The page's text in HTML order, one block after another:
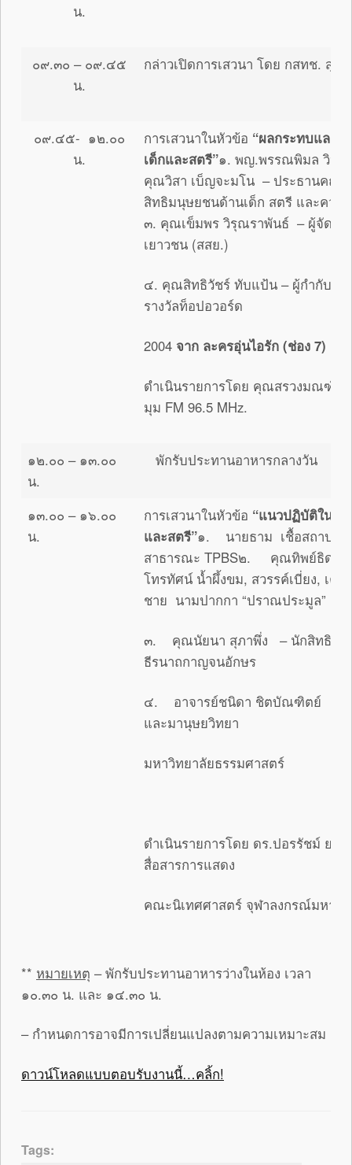
น.
๐๙.๓๐ – ๐๙.๔๕
น.
กล่าวเปิดการเสวนา โดย กสทช. สุ
๐๙.๔๕- ๑๒.๐๐
น.
การเสวนาในหัวข้อ “ผลกระทบและ
เด็กและสตรี”๑. พญ.พรรณพิมล วิปุล
คุณวิสา เบ็ญจะมโน – ประธานคณะ
สิทธิมนุษยชนด้านเด็ก สตรี และควา
๓. คุณเข็มพร วิรุณราพันธ์ – ผู้จัดกา
เยาวชน (สสย.)
๔. คุณสิทธิวัชร์ ทับแป้น – ผู้กำกับละ
รางวัลท็อปอวอร์ด
2004 จาก ละครอุ่นไอรัก (ช่อง7)
ดำเนินรายการโดย คุณสรวงมณฑ์
มุม FM 96.5 MHz.
๑๒.๐๐ – ๑๓.๐๐
น.
พักรับประทานอาหารกลางวัน
๑๓.๐๐ – ๑๖.๐๐
น.
การเสวนาในหัวข้อ “แนวปฏิบัติในกา
และสตรี”๑. นายธาม เชื้อสถาปน
สาธารณะ TPBS๒. คุณทิพย์ธิดา
โทรทัศน์ น้ำผึ้งขม, สวรรค์เบี่ยง, เค
ชาย นามปากกา “ปราณประมูล”
๓. คุณนัยนา สุภาพึ่ง – นักสิทธิมนุ
ธีรนาถกาญจนอักษร
๔. อาจารย์ชนิดา ชิตบัณฑิตย์ – อ
และมานุษยวิทยา
มหาวิทยาลัยธรรมศาสตร์
ดำเนินรายการโดย ดร.ปอรรัชม์ ยอ
สื่อสารการแสดง
คณะนิเทศศาสตร์ จุฬาลงกรณ์มหาวิ
** หมายเหตุ – พักรับประทานอาหารว่างในห้อง เวลา
๑๐.๓๐ น. และ ๑๔.๓๐ น.
– กำหนดการอาจมีการเปลี่ยนแปลงตามความเหมาะสม
ดาวน์โหลดแบบตอบรับงานนี้…คลิ้ก!
Tags: